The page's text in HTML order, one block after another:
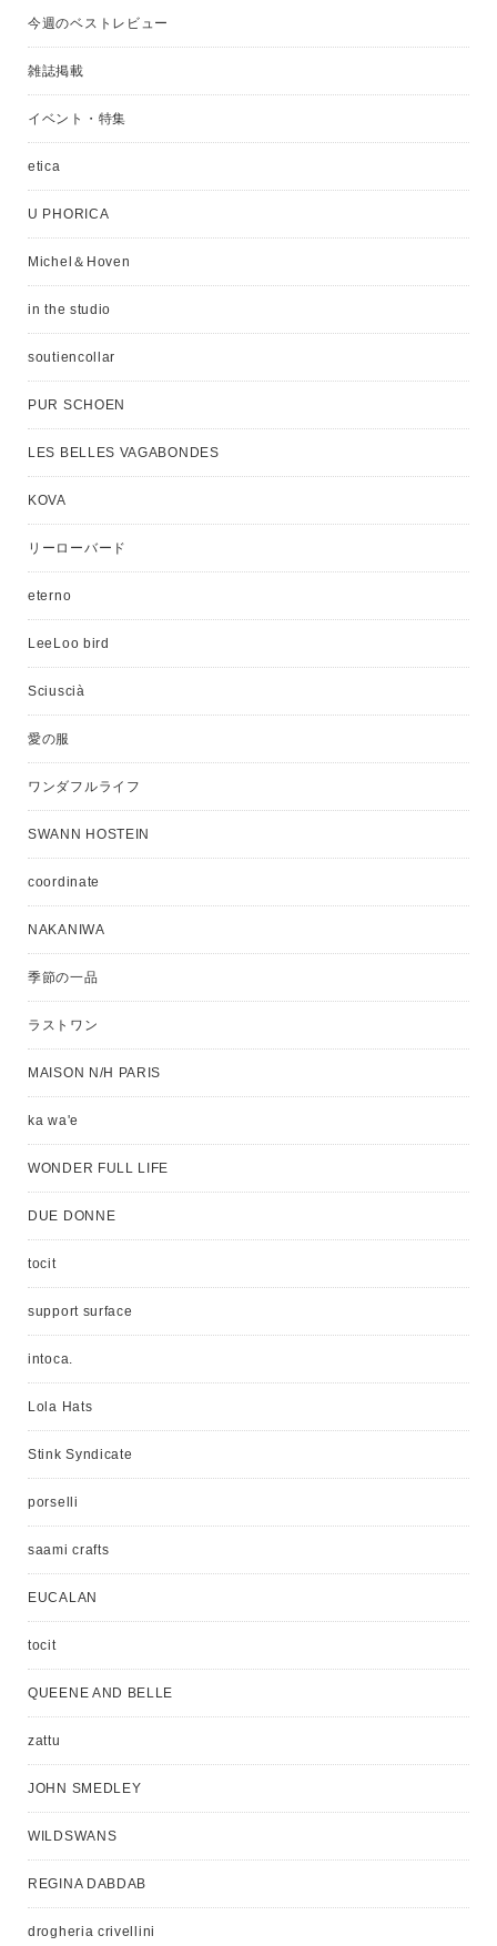
今週のベストレビュー
雑誌掲載
イベント・特集
etica
U PHORICA
Michel＆Hoven
in the studio
soutiencollar
PUR SCHOEN
LES BELLES VAGABONDES
KOVA
リーローバード
eterno
LeeLoo bird
Sciuscià
愛の服
ワンダフルライフ
SWANN HOSTEIN
coordinate
NAKANIWA
季節の一品
ラストワン
MAISON N/H PARIS
ka wa'e
WONDER FULL LIFE
DUE DONNE
tocit
support surface
intoca.
Lola Hats
Stink Syndicate
porselli
saami crafts
EUCALAN
tocit
QUEENE AND BELLE
zattu
JOHN SMEDLEY
WILDSWANS
REGINA DABDAB
drogheria crivellini